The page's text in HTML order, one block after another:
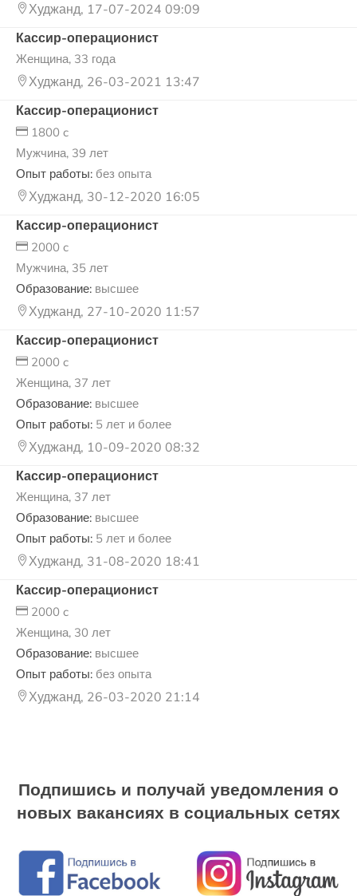
Худжанд, 17-07-2024 09:09
Кассир-операционист
Женщина, 33 года
Худжанд, 26-03-2021 13:47
Кассир-операционист
1800 c
Мужчина, 39 лет
Опыт работы: без опыта
Худжанд, 30-12-2020 16:05
Кассир-операционист
2000 c
Мужчина, 35 лет
Образование: высшее
Худжанд, 27-10-2020 11:57
Кассир-операционист
2000 c
Женщина, 37 лет
Образование: высшее
Опыт работы: 5 лет и более
Худжанд, 10-09-2020 08:32
Кассир-операционист
Женщина, 37 лет
Образование: высшее
Опыт работы: 5 лет и более
Худжанд, 31-08-2020 18:41
Кассир-операционист
2000 c
Женщина, 30 лет
Образование: высшее
Опыт работы: без опыта
Худжанд, 26-03-2020 21:14
Подпишись и получай уведомления о
новых вакансиях в социальных сетях